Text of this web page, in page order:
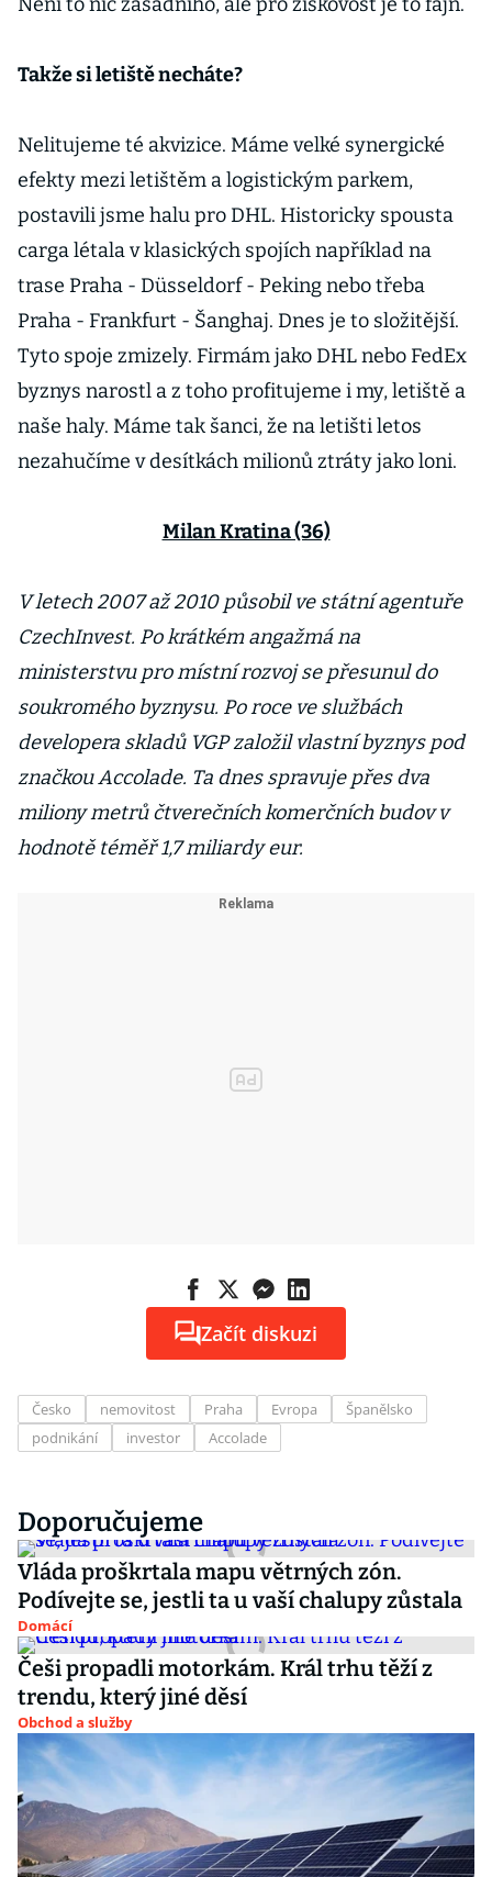
Takže si letiště necháte?
Nelitujeme té akvizice. Máme velké synergické
efekty mezi letištěm a logistickým parkem,
postavili jsme halu pro DHL. Historicky spousta
carga létala v klasických spojích například na
trase Praha - Düsseldorf - Peking nebo třeba
Praha - Frankfurt - Šanghaj. Dnes je to složitější.
Tyto spoje zmizely. Firmám jako DHL nebo FedEx
byznys narostl a z toho profitujeme i my, letiště a
naše haly. Máme tak šanci, že na letišti letos
nezahučíme v desítkách milionů ztráty jako loni.
Milan Kratina (36)
V letech 2007 až 2010 působil ve státní agentuře
CzechInvest. Po krátkém angažmá na
ministerstvu pro místní rozvoj se přesunul do
soukromého byznysu. Po roce ve službách
developera skladů VGP založil vlastní byznys pod
značkou Accolade. Ta dnes spravuje přes dva
miliony metrů čtverečních komerčních budov v
hodnotě téměř 1,7 miliardy eur.
Začít diskuzi
Česko nemovitost Praha Evropa
Španělsko
podnikání
investor Accolade
Doporučujeme
Vláda proškrtala mapu větrných zón.
Podívejte se, jestli ta u vaší chalupy zůstala
Domácí
Češi propadli motorkám. Král trhu těží z
trendu, který jiné děsí
Obchod a služby